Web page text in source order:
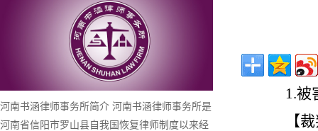
河南书涵律师事务所简介 河南书涵律师事务所是
河南省信阳市罗山县自我国恢复律师制度以来经
1.被
【